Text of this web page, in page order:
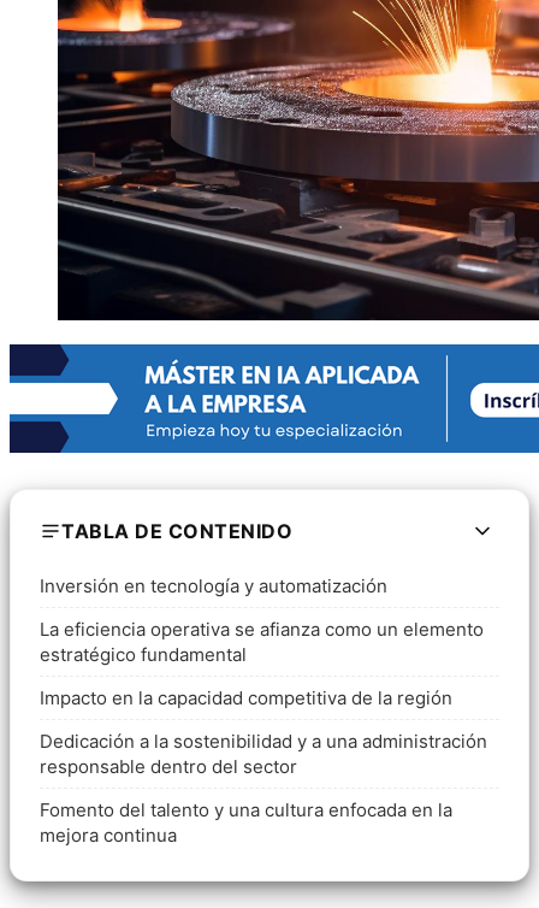
TABLA DE CONTENIDO
Inversión en tecnología y automatización
La eficiencia operativa se afianza como un elemento
estratégico fundamental
Impacto en la capacidad competitiva de la región
Dedicación a la sostenibilidad y a una administración
responsable dentro del sector
Fomento del talento y una cultura enfocada en la
mejora continua